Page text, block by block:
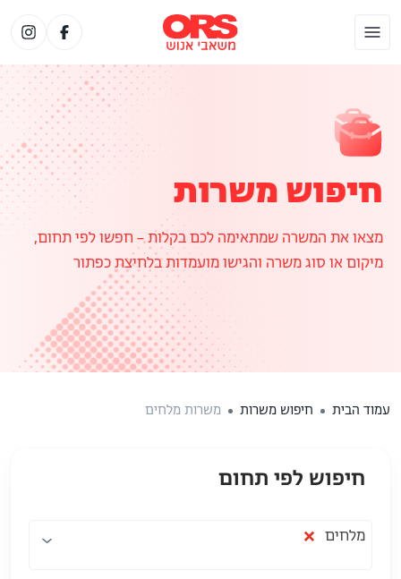
חיפוש משרות
מצאו את המשרה שמתאימה לכם בקלות – חפשו לפי תחום,
מיקום או סוג משרה והגישו מועמדות בלחיצת כפתור
עמוד הבית חיפוש משרות משרות מלחים
חיפוש לפי תחום
× מלחים